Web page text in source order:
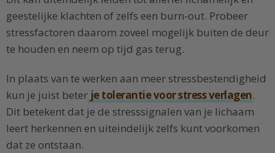
geestelijke klachten of zelfs een burn-out. Probeer
stressfactoren daarom zoveel mogelijk buiten de deur
te houden en neem op tijd gas terug.
In plaats van te werken aan meer stressbestendigheid
kun je juist beter je tolerantie voor stress verlagen.
Dit betekent dat je de stresssignalen van je lichaam
leert herkennen en uiteindelijk zelfs kunt voorkomen
dat ze ontstaan.